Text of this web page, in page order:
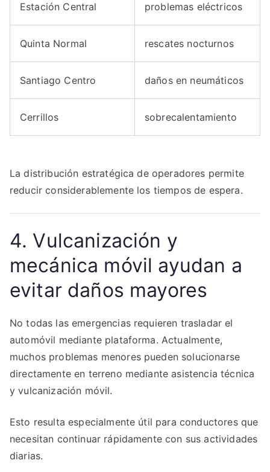
Estación Central problemas eléctricos
Quinta Normal rescates nocturnos
Santiago Centro daños en neumáticos
Cerrillos sobrecalentamiento
La distribución estratégica de operadores permite
reducir considerablemente los tiempos de espera.
4. Vulcanización y
mecánica móvil ayudan a
evitar daños mayores
No todas las emergencias requieren trasladar el
automóvil mediante plataforma. Actualmente,
muchos problemas menores pueden solucionarse
directamente en terreno mediante asistencia técnica
y vulcanización móvil.
Esto resulta especialmente útil para conductores que
necesitan continuar rápidamente con sus actividades
diarias.